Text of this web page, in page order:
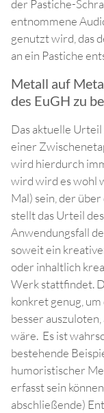
der Pastiche-
entnommene
genutzt wird, das
an ein Pastiche
Metall auf
des EuGH zu
Das aktuelle
einer
wird hierdurch
wird wird es wohl
Mal) sein, der
stellt das Urteil
Anwendungsfall
soweit ein
oder inhaltlich
Werk stattfindet.
konkret genug,
besser
wäre. Es ist
bestehende
humoristischer
erfasst sein
abschließende)